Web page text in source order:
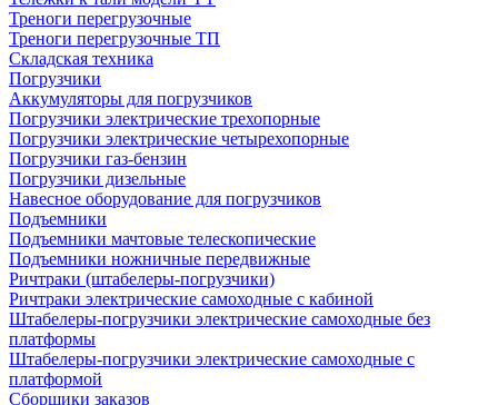
Треноги перегрузочные
Треноги перегрузочные ТП
Складская техника
Погрузчики
Аккумуляторы для погрузчиков
Погрузчики электрические трехопорные
Погрузчики электрические четырехопорные
Погрузчики газ-бензин
Погрузчики дизельные
Навесное оборудование для погрузчиков
Подъемники
Подъемники мачтовые телескопические
Подъемники ножничные передвижные
Ричтраки (штабелеры-погрузчики)
Ричтраки электрические самоходные с кабиной
Штабелеры-погрузчики электрические самоходные без
платформы
Штабелеры-погрузчики электрические самоходные с
платформой
Сборщики заказов